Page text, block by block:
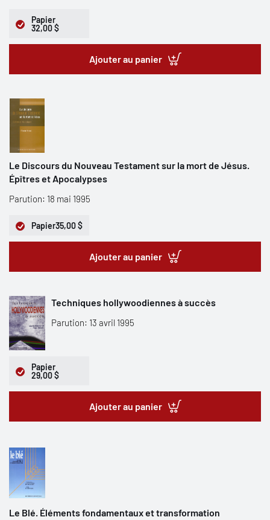
Papier
32,00 $
Ajouter au panier
Le Discours du Nouveau Testament sur la mort de Jésus.
Épîtres et Apocalypses
Parution: 18 mai 1995
Papier35,00 $
Ajouter au panier
Techniques hollywoodiennes à succès
Parution: 13 avril 1995
Papier
29,00 $
Ajouter au panier
Le Blé. Éléments fondamentaux et transformation